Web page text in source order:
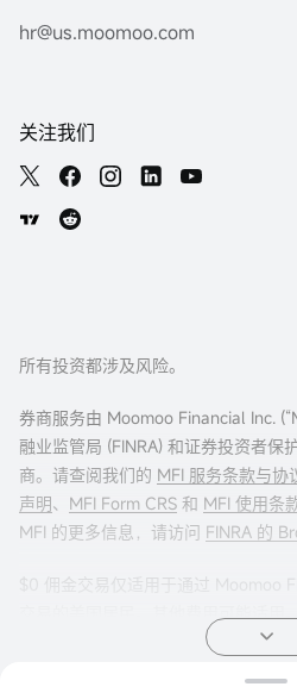
hr@us.moomoo.com
关注我们
所有投资都涉及风险。
券商服务由 Moomoo Financial Inc.
融业监管局 (FINRA) 和证券投资者保
商。请查阅我们的 MFI 服务条款与协
声明、 MFI Form CRS 和 MFI 使用条
MFI 的更多信息，请访问 FINRA 的
$0 佣金交易仅适用于通过 Moomoo
。